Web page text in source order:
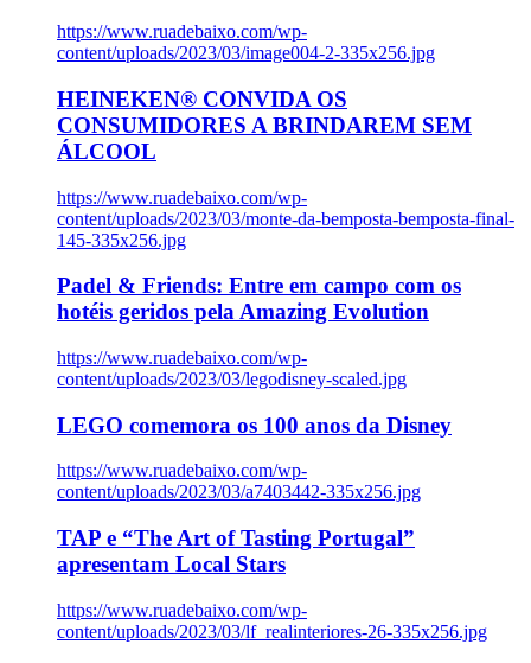
https://www.ruadebaixo.com/wp-
content/uploads/2023/03/image004-2-335x256.jpg
HEINEKEN® CONVIDA OS
CONSUMIDORES A BRINDAREM SEM
ÁLCOOL
https://www.ruadebaixo.com/wp-
content/uploads/2023/03/monte-da-bemposta-bemposta-final-
145-335x256.jpg
Padel & Friends: Entre em campo com os
hotéis geridos pela Amazing Evolution
https://www.ruadebaixo.com/wp-
content/uploads/2023/03/legodisney-scaled.jpg
LEGO comemora os 100 anos da Disney
https://www.ruadebaixo.com/wp-
content/uploads/2023/03/a7403442-335x256.jpg
TAP e “The Art of Tasting Portugal”
apresentam Local Stars
https://www.ruadebaixo.com/wp-
content/uploads/2023/03/lf_realinteriores-26-335x256.jpg